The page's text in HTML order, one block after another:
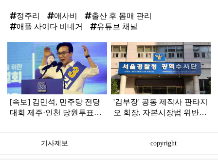
정주리 애사비
출산 후 몸매 관리
애플 사이다 비네거
유튜브 채널
인
[속보] 김민석, 민주당 전당
대회 제주·인천 당원투표서
'김부장' 공동 제작사 판타지
오 회장, 자본시장법 위반
기사제보 copyright